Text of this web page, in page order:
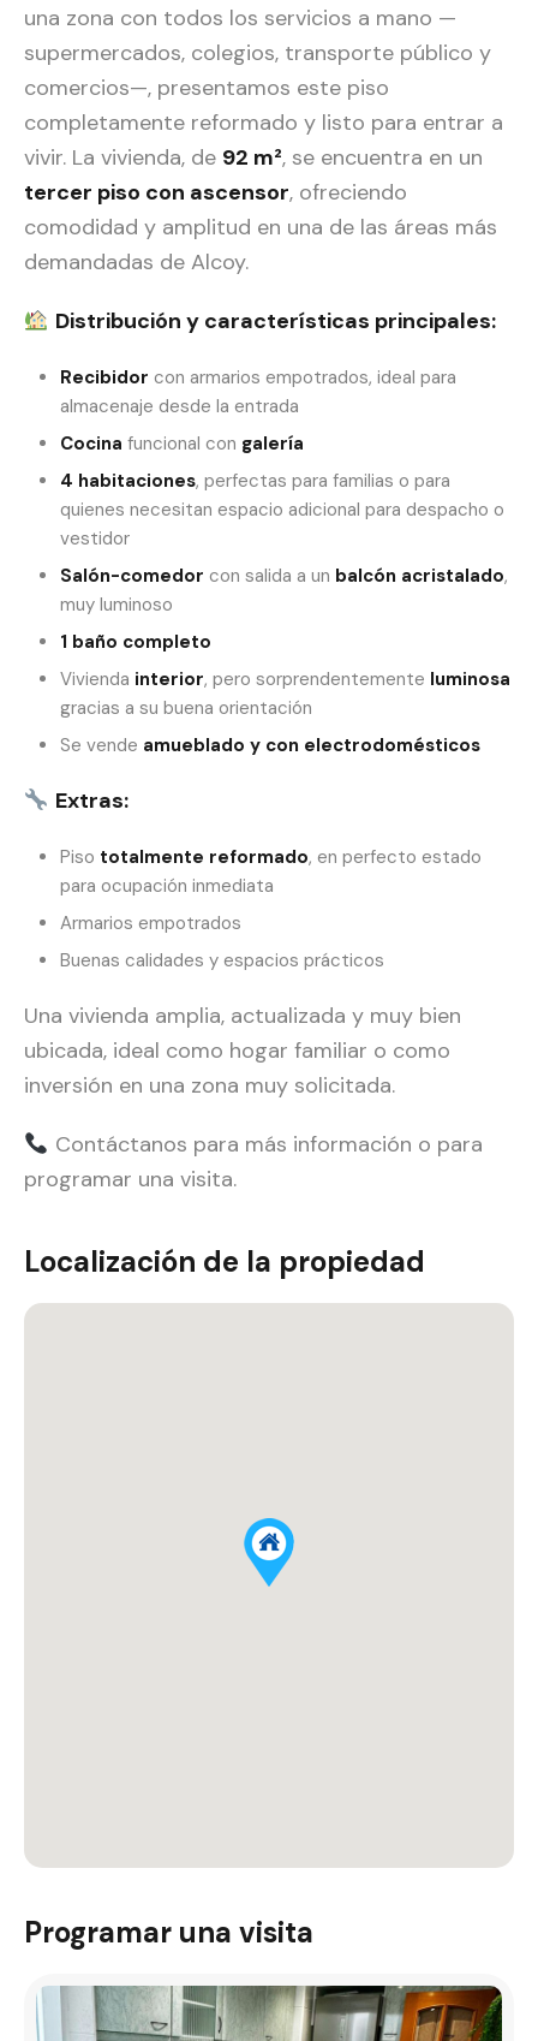
una zona con todos los servicios a mano —
supermercados, colegios, transporte público y
comercios—, presentamos este piso
completamente reformado y listo para entrar a
vivir. La vivienda, de 92 m², se encuentra en un
tercer piso con ascensor, ofreciendo
comodidad y amplitud en una de las áreas más
demandadas de Alcoy.
Distribución y características principales:
Recibidor con armarios empotrados, ideal para
almacenaje desde la entrada
Cocina funcional con galería
4 habitaciones, perfectas para familias o para
quienes necesitan espacio adicional para despacho o
vestidor
Salón-comedor con salida a un balcón acristalado,
muy luminoso
1 baño completo
Vivienda interior, pero sorprendentemente luminosa
gracias a su buena orientación
Se vende amueblado y con electrodomésticos
Extras:
Piso totalmente reformado, en perfecto estado
para ocupación inmediata
Armarios empotrados
Buenas calidades y espacios prácticos
Una vivienda amplia, actualizada y muy bien
ubicada, ideal como hogar familiar o como
inversión en una zona muy solicitada.
Contáctanos para más información o para
programar una visita.
Localización de la propiedad
Programar una visita